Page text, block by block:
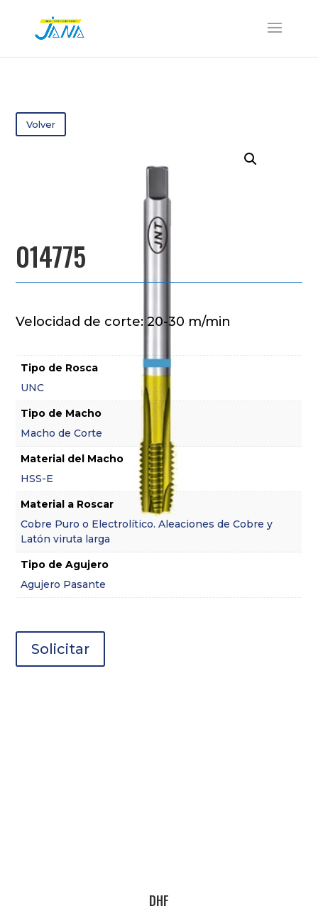
Volver
014775
Velocidad de corte: 20-30 m/min
Tipo de Rosca
UNC
Tipo de Macho
Macho de Corte
Material del Macho
HSS-E
Material a Roscar
Cobre Puro o Electrolítico. Aleaciones de Cobre y
Latón viruta larga
Tipo de Agujero
Agujero Pasante
Solicitar
DHF